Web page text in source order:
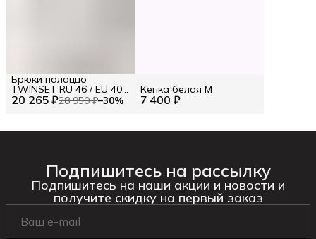
20 265 ₽28 950 ₽−30%
Брюки палаццо
TWINSET RU 46 / EU 40 /
M 7 400 ₽
Кепка белая M
Подпишитесь на рассылку
Подпишитесь на наши акции и новости и
получите скидку на первый заказ